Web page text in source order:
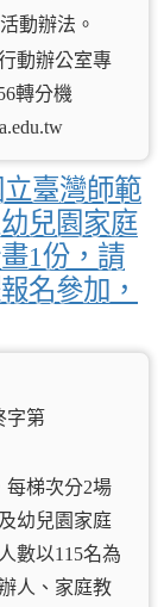
動辦法。
動辦公室專
轉分機
臺灣師範
兒園家庭
1份，請
名參加，
字第
每梯次分2場
幼兒園家庭
數以115名為
人、家庭教